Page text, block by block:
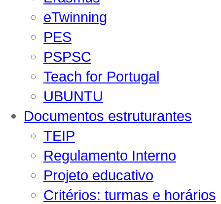
eTwinning
PES
PSPSC
Teach for Portugal
UBUNTU
Documentos estruturantes
TEIP
Regulamento Interno
Projeto educativo
Critérios: turmas e horários